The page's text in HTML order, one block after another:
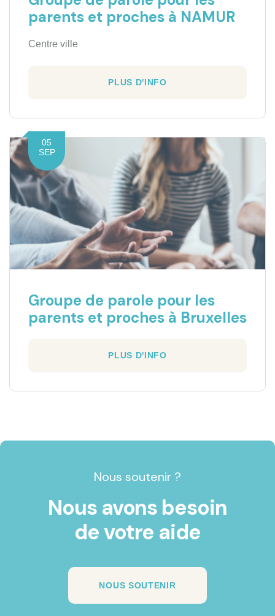
parents et proches à NAMUR
Centre ville
PLUS D'INFO
05
SEP
Groupe de parole pour les
parents et proches à Bruxelles
PLUS D'INFO
Nous soutenir ?
Nous avons besoin
de votre aide
NOUS SOUTENIR